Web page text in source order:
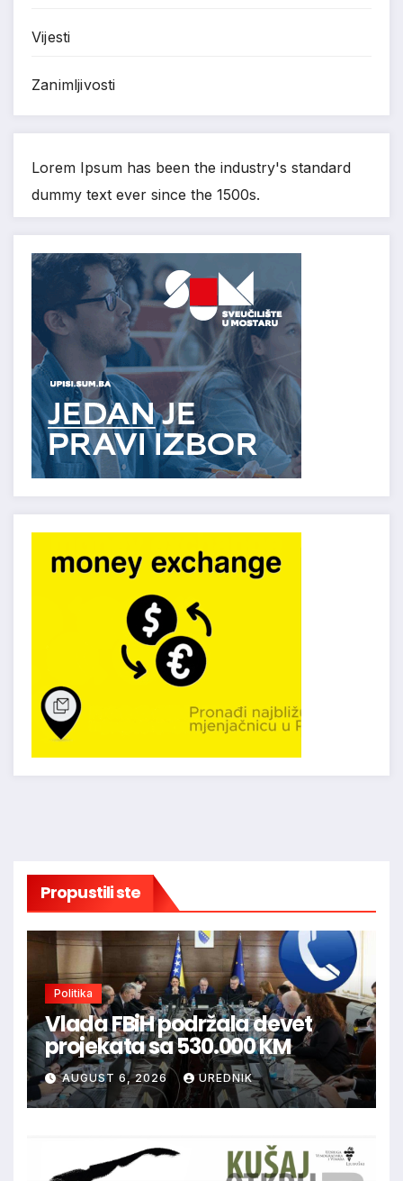
Vijesti
Zanimljivosti
Lorem Ipsum has been the industry's standard
dummy text ever since the 1500s.
Propustili ste
Politika
Vlada FBiH podržala devet
projekata sa 530.000 KM
AUGUST 6, 2026 UREDNIK